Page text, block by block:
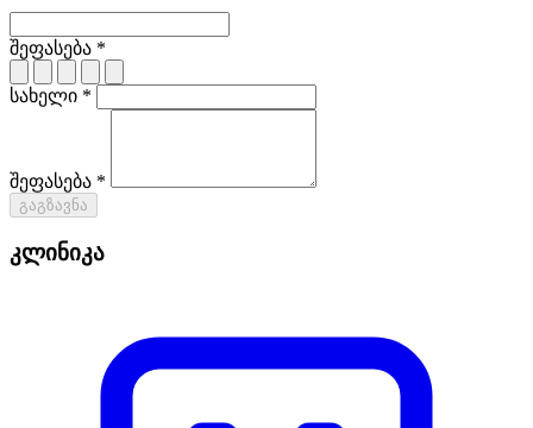
შეფასება *
სახელი *
შეფასება *
გაგზავნა
კლინიკა